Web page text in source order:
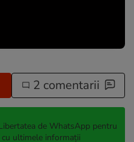
2 comentarii
de WhatsApp pentru
ultimele informații